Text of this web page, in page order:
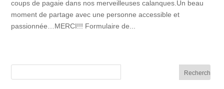
coups de pagaie dans nos merveilleuses calanques.Un beau
moment de partage avec une personne accessible et
passionnée…MERCI!!! Formulaire de...